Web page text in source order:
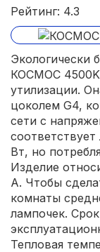
Рейтинг: 4.3
Экологически
КОСМОС 4500K
утилизации.
цоколем G4,
сети с
Вт, но
Изделие
А. Чтобы
комнаты
лампочек.
Тепловая